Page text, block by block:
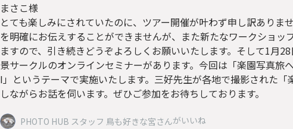
まさこ様
とても楽しみにされていたのに、ツアー開催が叶わず申し訳ありま
を明確にお伝えすることができませんが、また新たなワークショッ
ますので、引き続きどうぞよろしくお願いいたします。そして1月
景サークルのオンラインセミナーがあります。今回は「楽園写真旅
I」というテーマで実施いたします。三好先生が各地で撮影された「
しながらお話を伺います。ぜひご参加をお待ちしております。
PHOTO HUB スタッフ 鳥も好きな宮さんがいいね